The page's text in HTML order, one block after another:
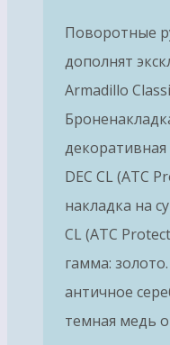
Поворотные
дополнят
Armadillo
DEC CL (ATC
накладка на
CL (ATC
гамма:
античное
темная медь